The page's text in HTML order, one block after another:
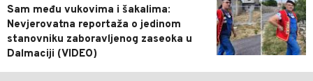
Sam među vukovima i šakalima:
Nevjerovatna reportaža o jedinom
stanovniku zaboravljenog zaseoka u
Dalmaciji (VIDEO)